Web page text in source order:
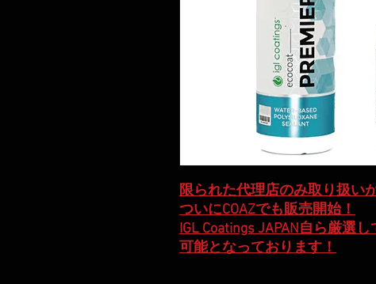
限られた代理店のみ取り扱い
ついにCOAZでも販売開始！
IGL Coatings JAPAN自ら厳選
可能となっております！